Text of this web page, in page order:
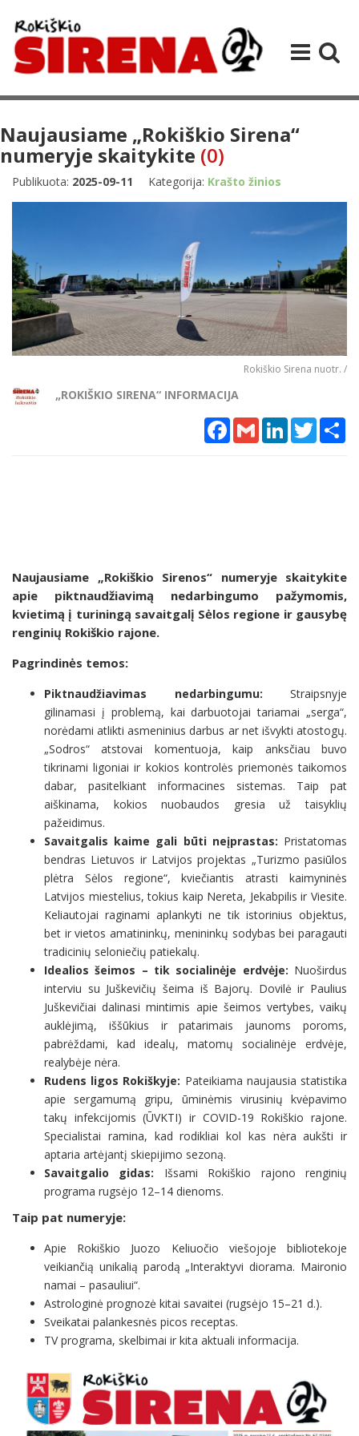
Naujausiame „Rokiškio Sirena“
numeryje skaitykite (0)
Publikuota: 2025-09-11 Kategorija: Krašto žinios
Rokiškio Sirena nuotr. /
„ROKIŠKIO SIRENA“ INFORMACIJA
Facebook
Gmail LinkedInTwitter
Naujausiame „Rokiškio Sirenos“ numeryje skaitykite
apie piktnaudžiavimą nedarbingumo pažymomis,
kvietimą į turiningą savaitgalį Sėlos regione ir gausybę
renginių Rokiškio rajone.
Pagrindinės temos:
Piktnaudžiavimas nedarbingumu: Straipsnyje
gilinamasi į problemą, kai darbuotojai tariamai „serga“,
norėdami atlikti asmeninius darbus ar net išvykti atostogų.
„Sodros“ atstovai komentuoja, kaip anksčiau buvo
tikrinami ligoniai ir kokios kontrolės priemonės taikomos
dabar, pasitelkiant informacines sistemas. Taip pat
aiškinama, kokios nuobaudos gresia už taisyklių
pažeidimus.
Savaitgalis kaime gali būti neįprastas: Pristatomas
bendras Lietuvos ir Latvijos projektas „Turizmo pasiūlos
plėtra Sėlos regione“, kviečiantis atrasti kaimyninės
Latvijos miestelius, tokius kaip Nereta, Jekabpilis ir Viesite.
Keliautojai raginami aplankyti ne tik istorinius objektus,
bet ir vietos amatininkų, menininkų sodybas bei paragauti
tradicinių seloniečių patiekalų.
Idealios šeimos – tik socialinėje erdvėje: Nuoširdus
interviu su Juškevičių šeima iš Bajorų. Dovilė ir Paulius
Juškevičiai dalinasi mintimis apie šeimos vertybes, vaikų
auklėjimą, iššūkius ir patarimais jaunoms poroms,
pabrėždami, kad idealų, matomų socialinėje erdvėje,
realybėje nėra.
Rudens ligos Rokiškyje: Pateikiama naujausia statistika
apie sergamumą gripu, ūminėmis virusinių kvėpavimo
takų infekcijomis (ŪVKTI) ir COVID-19 Rokiškio rajone.
Specialistai ramina, kad rodikliai kol kas nėra aukšti ir
aptaria artėjantį skiepijimo sezoną.
Savaitgalio gidas: Išsami Rokiškio rajono renginių
programa rugsėjo 12–14 dienoms.
Taip pat numeryje:
Apie Rokiškio Juozo Keliuočio viešojoje bibliotekoje
veikiančią unikalią parodą „Interaktyvi diorama. Maironio
namai – pasauliui“.
Astrologinė prognozė kitai savaitei (rugsėjo 15–21 d.).
Sveikatai palankesnės picos receptas.
TV programa, skelbimai ir kita aktuali informacija.